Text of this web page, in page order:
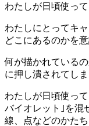
わたしが日頃使っ
わたしにとってキ
どこにあるのかを
何が描かれている
に押し潰されてし
わたしが日頃使っ
バイオレット｣を混
線、点などのかた